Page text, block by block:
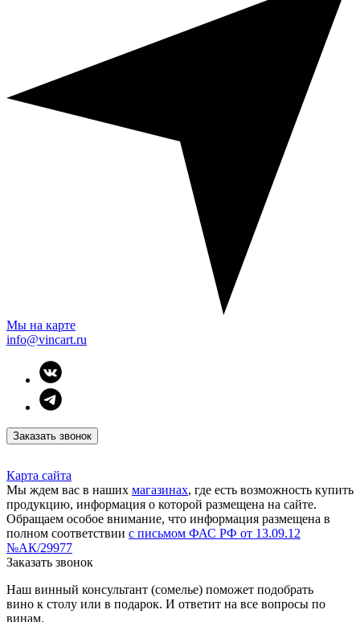
Мы на карте
info@vincart.ru
Заказать звонок
Карта сайта
Мы ждем вас в наших магазинах, где есть возможность купить
продукцию, информация о которой размещена на сайте.
Обращаем особое внимание, что информация размещена в
полном соответствии с письмом ФАС РФ от 13.09.12
№АК/29977
Заказать звонок
Наш винный консультант (сомелье) поможет подобрать
вино к столу или в подарок. И ответит на все вопросы по
винам.